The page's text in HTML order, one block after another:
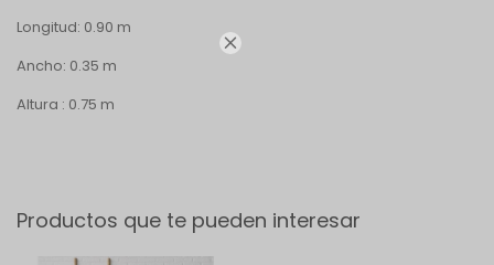

Longitud: 0.90 m
Ancho: 0.35 m
Altura : 0.75 m
Productos que te pueden interesar